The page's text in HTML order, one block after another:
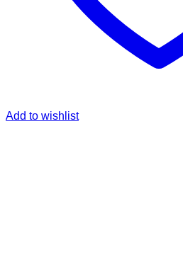
Add to wishlist